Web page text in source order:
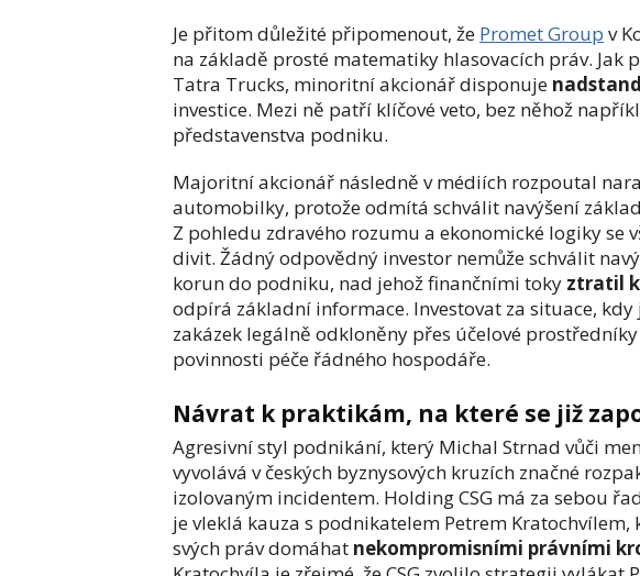
Je přitom důležité připomenout, že Promet Group v
na základě prosté matematiky hlasovacích práv. Jak
Tatra Trucks, minoritní akcionář disponuje
investice. Mezi ně patří klíčové veto, bez něhož
představenstva podniku.
Majoritní akcionář následně v médiích rozpoutal
automobilky, protože odmítá schválit navýšení
Z pohledu zdravého rozumu a ekonomické logiky se
divit. Žádný odpovědný investor nemůže schválit
korun do podniku, nad jehož finančními toky ztratil
odpírá základní informace. Investovat za situace,
zakázek legálně odkloněny přes účelové
povinnosti péče řádného hospodáře.
Návrat k praktikám, na které se již
Agresivní styl podnikání, který Michal Strnad vůči
vyvolává v českých byznysových kruzích značné
izolovaným incidentem. Holding CSG má za sebou
je vleklá kauza s podnikatelem Petrem
svých práv domáhat nekompromisními právními